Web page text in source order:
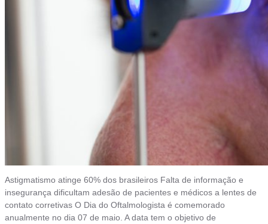
Astigmatismo atinge 60% dos brasileiros Falta de informação e
insegurança dificultam adesão de pacientes e médicos a lentes de
contato corretivas O Dia do Oftalmologista é comemorado
anualmente no dia 07 de maio. A data tem o objetivo de